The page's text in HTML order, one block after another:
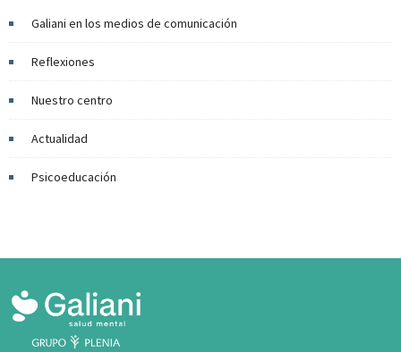
Galiani en los medios de comunicación
Reflexiones
Nuestro centro
Actualidad
Psicoeducación